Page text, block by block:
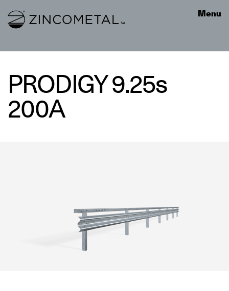
Link to homepage Menu
PRODIGY 9.25s
200A